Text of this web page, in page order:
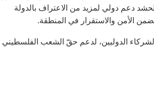
دعم دولي لمزيد من الاعتراف بالدولة
الأمن والاستقرار في المنطقة.
الدوليين، لدعم حقّ الشعب